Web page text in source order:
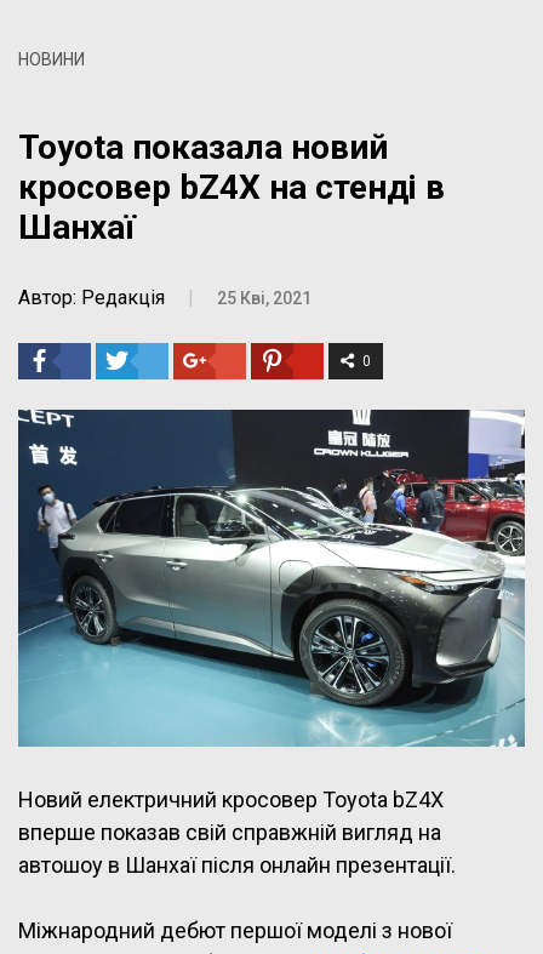
НОВИНИ
Toyota показала новий
кросовер bZ4X на стенді в
Шанхаї
Автор: Редакція | 25 Кві, 2021
0
Новий електричний кросовер Toyota bZ4X
вперше показав свій справжній вигляд на
автошоу в Шанхаї після онлайн презентації.
Міжнародний дебют першої моделі з нової